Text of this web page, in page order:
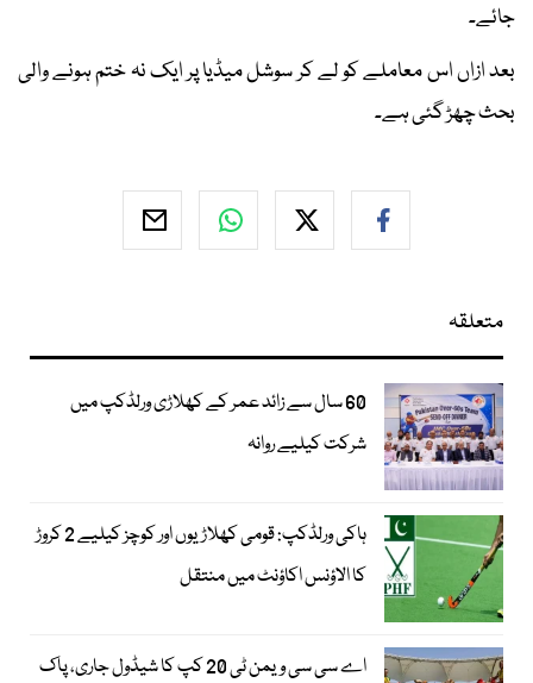
جائے۔
بعد ازاں اس معاملے کو لے کر سوشل میڈیا پر ایک نہ ختم ہونے والی
بحث چھڑ گئی ہے۔
متعلقہ
60 سال سے زائد عمر کے کھلاڑی ورلڈکپ میں
شرکت کیلیے روانہ
ہاکی ورلڈکپ: قومی کھلاڑیوں اور کوچز کیلیے 2 کروڑ
کا الاؤنس اکاؤنٹ میں منتقل
اے سی سی ویمن ٹی 20 کپ کا شیڈول جاری، پاک